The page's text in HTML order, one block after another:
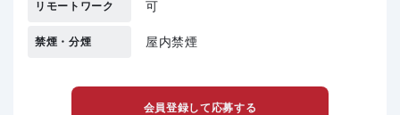
リモートワーク 可
禁煙・分煙 屋内禁煙
会員登録して応募する